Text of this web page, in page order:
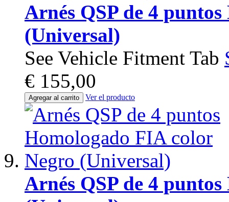
Arnés QSP de 4
(Universal)
See Vehicle Fitment Tab
€ 155,00
Agregar al carrito Ver el producto
Arnés QSP de 4